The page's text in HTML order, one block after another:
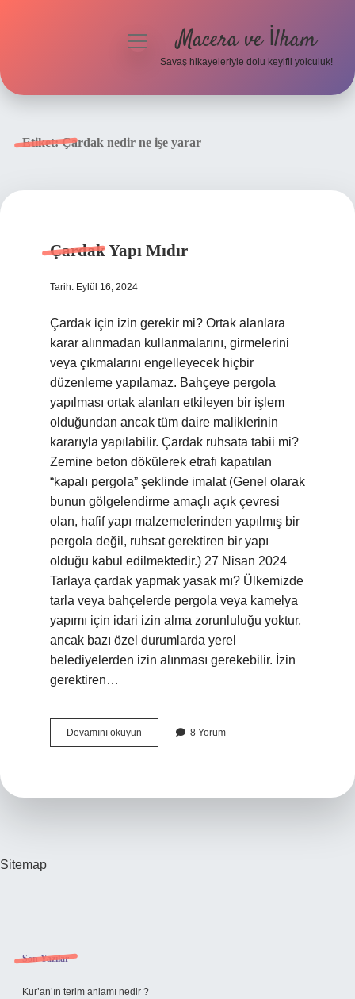
menüyüMacera ve İlham
Savaş hikayeleriyle dolu keyifli yolculuk!
Etiket:Çardak nedir ne işe yarar
Çardak Yapı Mıdır
Tarih: Eylül 16, 2024
Çardak için izin gerekir mi? Ortak alanlara
karar alınmadan kullanmalarını, girmelerini
veya çıkmalarını engelleyecek hiçbir
düzenleme yapılamaz. Bahçeye pergola
yapılması ortak alanları etkileyen bir işlem
olduğundan ancak tüm daire maliklerinin
kararıyla yapılabilir. Çardak ruhsata tabii mi?
Zemine beton dökülerek etrafı kapatılan
“kapalı pergola” şeklinde imalat (Genel olarak
bunun gölgelendirme amaçlı açık çevresi
olan, hafif yapı malzemelerinden yapılmış bir
pergola değil, ruhsat gerektiren bir yapı
olduğu kabul edilmektedir.) 27 Nisan 2024
Tarlaya çardak yapmak yasak mı? Ülkemizde
tarla veya bahçelerde pergola veya kamelya
yapımı için idari izin alma zorunluluğu yoktur,
ancak bazı özel durumlarda yerel
belediyelerden izin alınması gerekebilir. İzin
gerektiren…
Devamını okuyun
Yapı
8 Yorum
Sitemap
Sidebar
Son Yazılar
Kur’an’ın terim anlamı nedir ?